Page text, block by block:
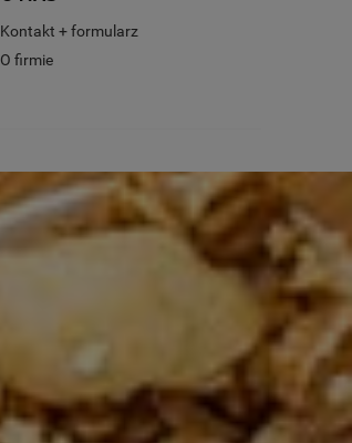
Kontakt + formularz
O firmie